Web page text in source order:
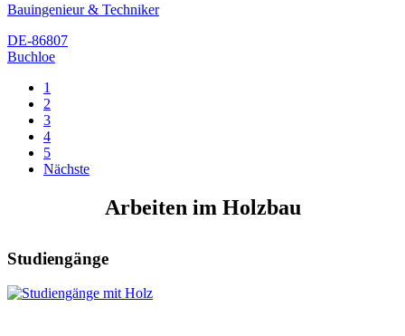
Bauingenieur & Techniker
DE-86807
Buchloe
1
2
3
4
5
Nächste
Arbeiten im Holzbau
Studiengänge